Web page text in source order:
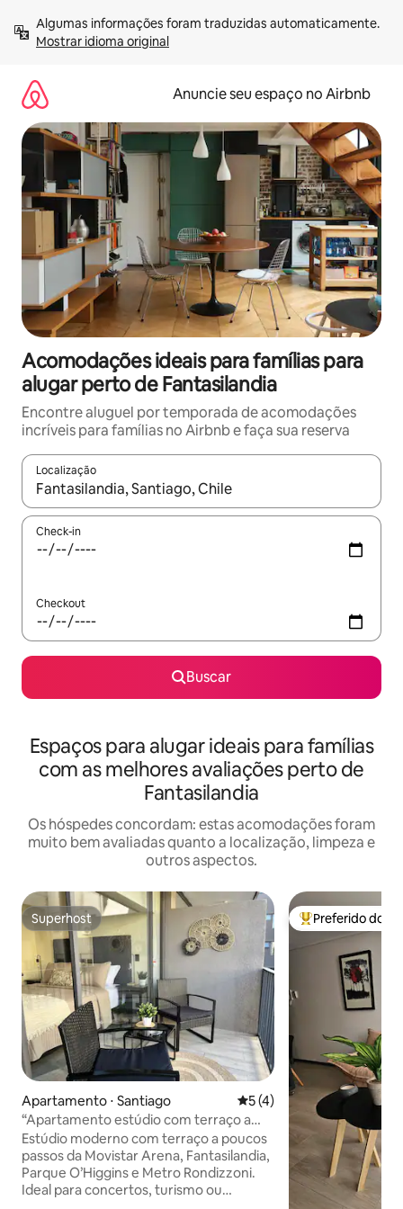
para
Mostrar idioma original
Anuncie seu espaço no Airbnb
Acomodações ideais para famílias para
alugar perto de Fantasilandia
Encontre aluguel por temporada de acomodações
incríveis para famílias no Airbnb e faça sua reserva
Localização
Quando os resultados estiverem disponíveis, explore-os
Check-in
Checkout
Buscar
Espaços para alugar ideais para famílias
com as melhores avaliações perto de
Fantasilandia
Os hóspedes concordam: estas acomodações foram
muito bem avaliadas quanto a localização, limpeza e
outros aspectos.
Superhost
Superhost
Apartamento ⋅ Santiago 5 de uma avaliação média
5 (4)
“Apartamento estúdio com terraço a
poucos passos da Movistar Arena
Estúdio moderno com terraço a poucos
passos da Movistar Arena, Fantasilandia,
Parque O’Higgins e Metro Rondizzoni.
Ideal para concertos, turismo ou
Entre os
Preferido dos